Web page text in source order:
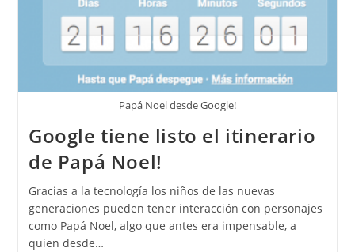
Papá Noel desde Google!
Google tiene listo el itinerario
de Papá Noel!
Gracias a la tecnología los niños de las nuevas
generaciones pueden tener interacción con personajes
como Papá Noel, algo que antes era impensable, a
quien desde…